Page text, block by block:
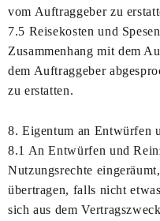
vom Auftraggeber zu
7.5 Reisekosten und
Zusammenhang mit dem
dem Auftraggeber
zu erstatten.
8. Eigentum an Entwürfen
8.1 An Entwürfen und
Nutzungsrechte
übertragen, falls nicht
sich aus dem